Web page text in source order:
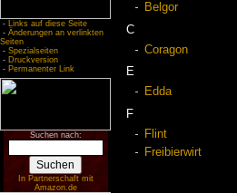
- Links auf diese Seite
- Änderungen an verlinkten
Seiten
- Spezialseiten
- Druckversion
- Permanenter Link
Suchen nach:
In Partnerschaft mit
Amazon.de
Belgor
C
Coragon
E
Edda
F
Flint
Freibierwirt